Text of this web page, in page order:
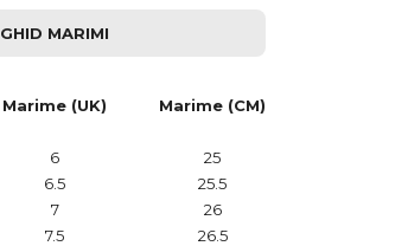
GHID MARIMI
Marime (UK) Marime (CM)
6
25
6.5
25.5
7
26
7.5
26.5